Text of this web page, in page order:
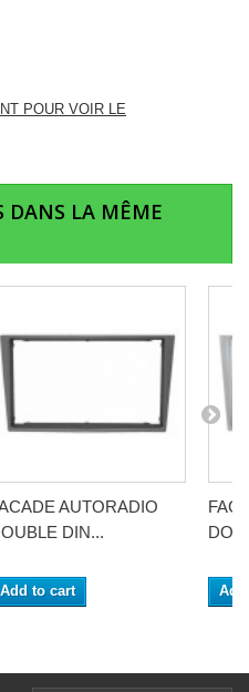
POUR VOIR LE
DANS LA MÊME
AUTORADIO
DIN...
Add to cart